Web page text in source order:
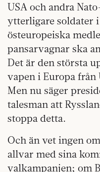
USA och andra
ytterligare soldater
östeuropeiska
pansarvagnar ska
Det är den största
vapen i Europa från
Men nu säger
talesman att
stoppa detta.
Och än vet ingen
allvar med sina
valkampanjen; om